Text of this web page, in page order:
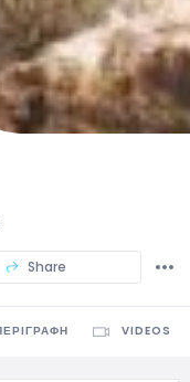
Share
VIDEOS